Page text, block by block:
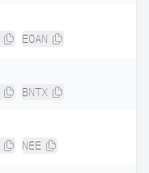
EOAN
BNTX
NEE